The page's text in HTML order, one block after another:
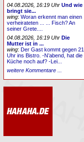
04.08.2026, 16:19 Uhr Und wie
bringt sie...
wing:Woran erkennt man einen
verheirateten ... ... Fisch? An
seiner Grete....
04.08.2026, 16:19 Uhr Die
Mutter ist in ...
wing:Der Gast kommt gegen 21
Uhr ins Bistro. -N’abend, hat die
Küche noch auf? -Lei...
weitere Kommentare ...